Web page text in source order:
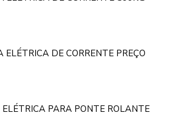
ELÉTRICA DE CORRENTE PREÇO
PARA PONTE ROLANTE